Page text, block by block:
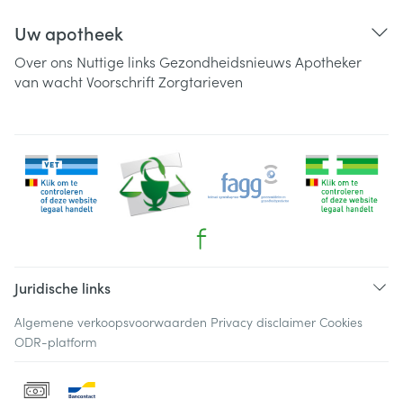
Uw apotheek
Over ons Nuttige links Gezondheidsnieuws Apotheker
van wachtVoorschriftZorgtarieven
Juridische links
Algemene verkoopsvoorwaarden Privacy disclaimer Cookies
ODR-platform